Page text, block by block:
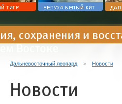
сохранения и
Дальневосточный леопард > Новости
Новости